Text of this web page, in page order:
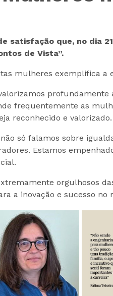
satisfação que, no dia
de Vista”.
mulheres exemplifica a
frequentemente as
reconhecido e valorizado.
só falamos sobre
Estamos
orgulhosos
a inovação e sucesso no